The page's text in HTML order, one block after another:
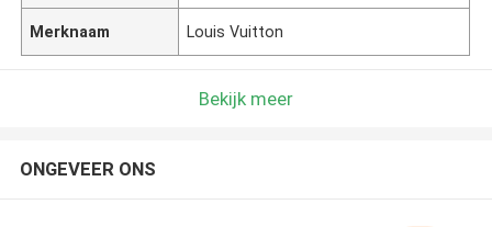
Merknaam Louis Vuitton
Bekijk meer
ONGEVEER ONS